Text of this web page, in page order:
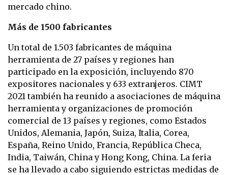
mercado chino.
Más de 1500 fabricantes
Un total de 1.503 fabricantes de máquina
herramienta de 27 países y regiones han
participado en la exposición, incluyendo 870
expositores nacionales y 633 extranjeros. CIMT
2021 también ha reunido a asociaciones de máquina
herramienta y organizaciones de promoción
comercial de 13 países y regiones, como Estados
Unidos, Alemania, Japón, Suiza, Italia, Corea,
España, Reino Unido, Francia, República Checa,
India, Taiwán, China y Hong Kong, China. La feria
se ha llevado a cabo siguiendo estrictas medidas de